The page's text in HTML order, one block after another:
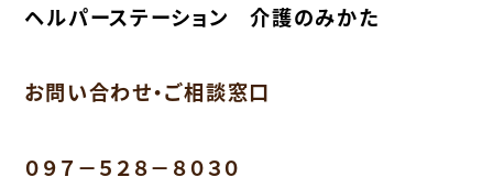
ヘルパーステーション 介護のみかた
お問い合わせ・ご相談窓口
０９７－５２８－８０３０